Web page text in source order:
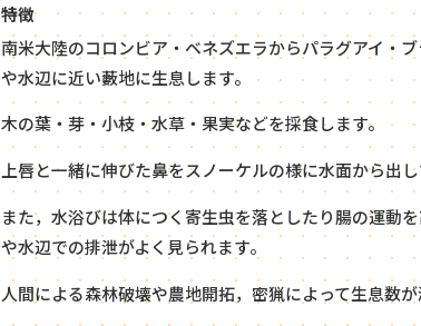
特徴
南米大陸のコロンビア・ベネズエラからパラグアイ・
や水辺に近い藪地に生息します。
木の葉・芽・小枝・水草・果実などを採食します。
上唇と一緒に伸びた鼻をスノーケルの様に水面から出し
また，水浴びは体につく寄生虫を落としたり腸の運動
や水辺での排泄がよく見られます。
人間による森林破壊や農地開拓，密猟によって生息数が